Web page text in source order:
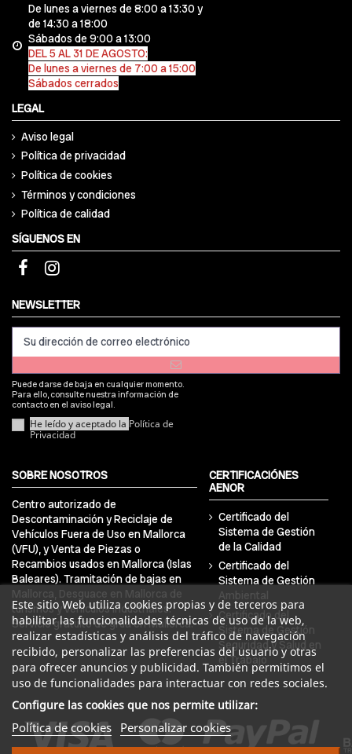
De lunes a viernes de 8:00 a 13:30 y
de 14:30 a 18:00
Sábados de 9:00 a 13:00
DEL 5 AL 31 DE AGOSTO:
De lunes a viernes de 7:00 a 15:00
Sábados cerrados
LEGAL
Aviso legal
Política de privacidad
Política de cookies
Términos y condiciones
Política de calidad
Este sitio Web utiliza cookies propias y de terceros para
habilitar las funcionalidades técnicas de uso de la web,
realizar estadísticas y análisis del tráfico de navegación
recibido, personalizar las preferencias del usuario y otras
para ofrecer anuncios y publicidad. También permitimos el
uso de funcionalidades para interactuar con redes sociales.
Configure las cookies que nos permite utilizar:
Política de cookies Personalizar cookies
SÍGUENOS EN
NEWSLETTER
Puede darse de baja en cualquier momento.
Para ello, consulte nuestra información de
contacto en el aviso legal.
He leído y aceptado la Política de
Privacidad
SOBRE NOSOTROS
Centro autorizado de
Descontaminación y Reciclaje de
Vehículos Fuera de Uso en Mallorca
(VFU), y Venta de Piezas o
Recambios usados en Mallorca (Islas
Baleares). Tramitación de bajas en
Mallorca, Desguace en Mallorca de
turismos y vehículos industriales.
Servicio gratuito de grúa en Mallorca.
CERTIFICACIÓNES
AENOR
Certificado del
Sistema de Gestión
de la Calidad
Certificado del
Sistema de Gestión
Ambiental
Certificado del
Sistema de Gestión
Seguridad y Salud en
el Trabajo